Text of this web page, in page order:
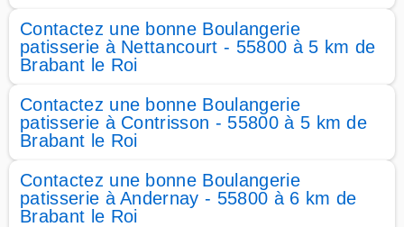
Contactez une bonne Boulangerie
patisserie à Nettancourt - 55800 à 5 km de
Brabant le Roi
Contactez une bonne Boulangerie
patisserie à Contrisson - 55800 à 5 km de
Brabant le Roi
Contactez une bonne Boulangerie
patisserie à Andernay - 55800 à 6 km de
Brabant le Roi